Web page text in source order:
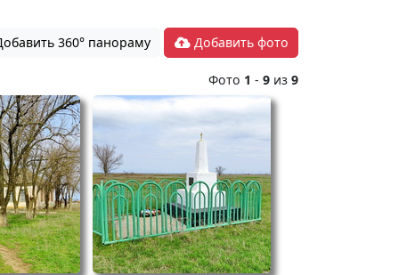
360° панораму Добавить фото
Фото 1 -9 из9